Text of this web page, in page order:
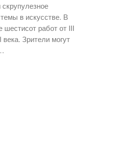
в искусстве. В
шестисот работ от III
Зрители могут